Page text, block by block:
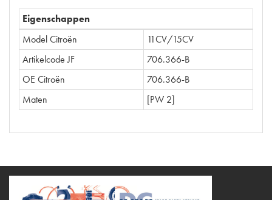
Eigenschappen
Model Citroën
11CV/15CV
Artikelcode JF
706.366-B
OE Citroën
706.366-B
Maten
[PW 2]